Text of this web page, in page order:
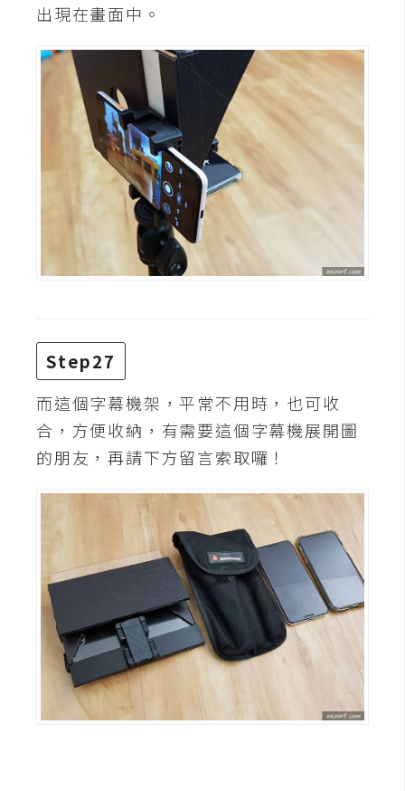
出現在畫面中。
Step27
而這個字幕機架，平常不用時，也可收
合，方便收納，有需要這個字幕機展開圖
的朋友，再請下方留言索取囉！